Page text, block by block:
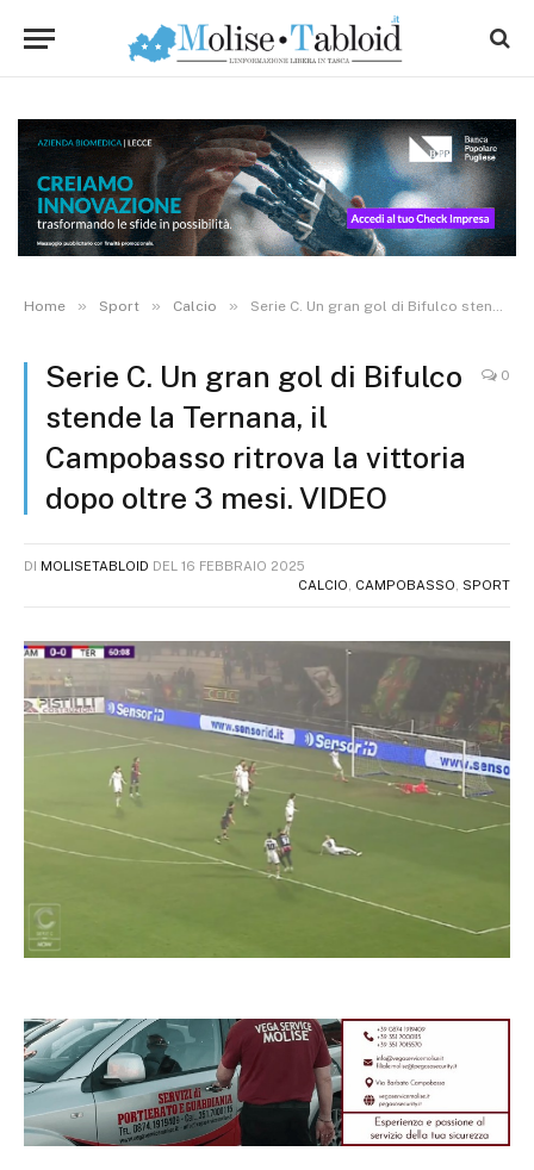
Home » Sport » Calcio » Serie C. Un gran gol di Bifulco stende la Ternana, il Campobasso ritrova la vittoria dopo oltre 3 mesi. VIDEO
Serie C. Un gran gol di Bifulco
stende la Ternana, il
Campobasso ritrova la vittoria
dopo oltre 3 mesi. VIDEO
0
DI MOLISETABLOID DEL 16 FEBBRAIO 2025
CALCIO
CAMPOBASSO SPORT